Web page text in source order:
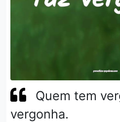
Quem tem
vergonha.